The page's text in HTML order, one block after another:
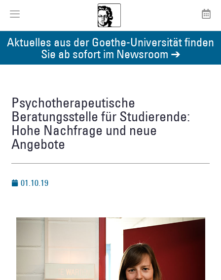
Aktuelles aus der Goethe-Universität finden
Sie ab sofort im Newsroom ➔
Psychotherapeutische
Beratungsstelle für Studierende:
Hohe Nachfrage und neue
Angebote
01.10.19